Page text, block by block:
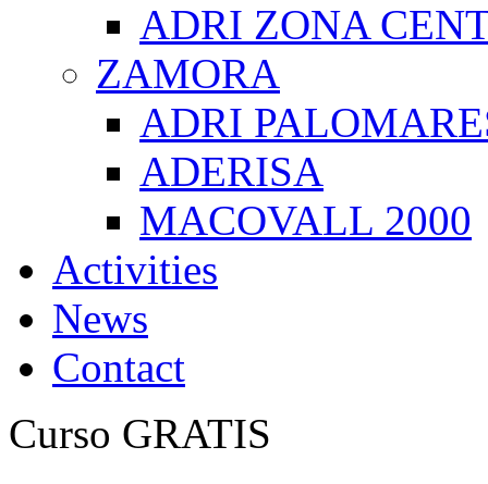
ADRI ZONA
ZAMORA
ADRI
ADERISA
MACOVALL 2000
Activities
News
Contact
Curso GRATIS